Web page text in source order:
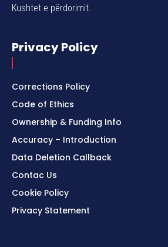
Kushtet e përdorimit.
Privacy Policy
Corrections Policy
Code of Ethics
Ownership & Funding Info
Accuracy – Introduction
Data Deletion Callback
Contac Us
Cookie Policy
Privacy Statement